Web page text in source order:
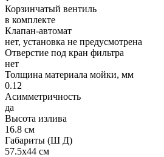
Корзинчатый вентиль
в комплекте
Клапан-автомат
нет, установка не предусмотрена
Отверстие под кран фильтра
нет
Толщина материала мойки, мм
0.12
Асимметричность
да
Высота излива
16.8 см
Габариты (Ш Д)
57.5x44 см